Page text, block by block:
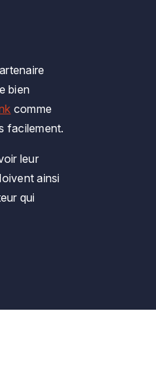
bien
comme
facilement.
leur
ainsi
qui